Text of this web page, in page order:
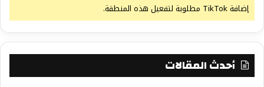
إضافة TikTok مطلوبة لتفعيل هذه المنطقة.
أحدث المقالات